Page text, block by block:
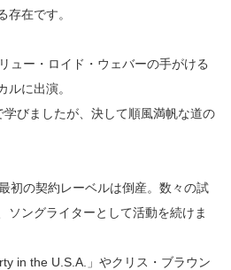
存在です。
ュー・ロイド・ウェバーの手がける
ルに出演。
びましたが、決して順風満帆な道の
初の契約レーベルは倒産。数々の試
ソングライターとして活動を続けま
in the U.S.A.」やクリス・ブラウン